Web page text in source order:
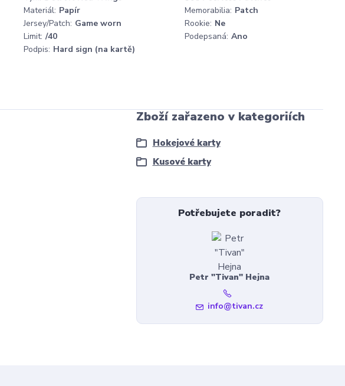
Materiál: Papír Memorabilia: Patch
Jersey/Patch: Game worn Rookie: Ne
Limit: /40 Podepsaná: Ano
Podpis: Hard sign (na kartě)
Zboží zařazeno v kategoriích
Hokejové karty
Kusové karty
Potřebujete poradit?
Petr "Tivan" Hejna
info@tivan.cz